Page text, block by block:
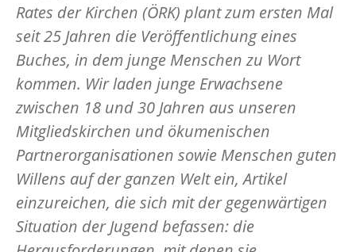
Rates der Kirchen (ÖRK) plant zum ersten Mal
seit 25 Jahren die Veröffentlichung eines
Buches, in dem junge Menschen zu Wort
kommen. Wir laden junge Erwachsene
zwischen 18 und 30 Jahren aus unseren
Mitgliedskirchen und ökumenischen
Partnerorganisationen sowie Menschen guten
Willens auf der ganzen Welt ein, Artikel
einzureichen, die sich mit der gegenwärtigen
Situation der Jugend befassen: die